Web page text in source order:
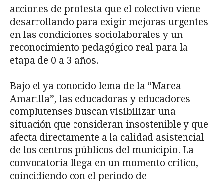
acciones de protesta que el colectivo viene
desarrollando para exigir mejoras urgentes
en las condiciones sociolaborales y un
reconocimiento pedagógico real para la
etapa de 0 a 3 años.
Bajo el ya conocido lema de la “Marea
Amarilla”, las educadoras y educadores
complutenses buscan visibilizar una
situación que consideran insostenible y que
afecta directamente a la calidad asistencial
de los centros públicos del municipio. La
convocatoria llega en un momento crítico,
coincidiendo con el periodo de